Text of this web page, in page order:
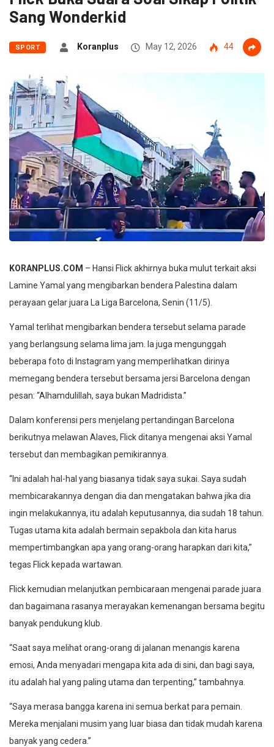
Sang Wonderkid
SPORT Koranplus May 12, 2026 44
KORANPLUS.COM – Hansi Flick akhirnya buka mulut terkait aksi
Lamine Yamal yang mengibarkan bendera Palestina dalam
perayaan gelar juara La Liga Barcelona, Senin (11/5).
Yamal terlihat mengibarkan bendera tersebut selama parade
yang berlangsung selama lima jam. Ia juga mengunggah
beberapa foto di Instagram yang memperlihatkan dirinya
memegang bendera tersebut bersama jersi Barcelona dengan
pesan: “Alhamdulillah, saya bukan Madridista.”
Dalam konferensi pers menjelang pertandingan Barcelona
berikutnya melawan Alaves, Flick ditanya mengenai aksi Yamal
tersebut dan membagikan pemikirannya.
“Ini adalah hal-hal yang biasanya tidak saya sukai. Saya sudah
membicarakannya dengan dia dan mengatakan bahwa jika dia
ingin melakukannya, itu adalah keputusannya, dia sudah 18 tahun.
Tugas utama kita adalah bermain sepakbola dan kita harus
mempertimbangkan apa yang orang-orang harapkan dari kita,”
tegas Flick kepada wartawan.
Flick kemudian melanjutkan pembicaraan mengenai parade juara
dan bagaimana rasanya merayakan kemenangan bersama begitu
banyak pendukung klub.
“Saat saya melihat orang-orang di jalanan menangis karena
emosi, Anda menyadari mengapa kita ada di sini, dan bagi saya,
itu adalah hal yang paling utama dan terpenting,” tambahnya.
“Saya merasa bangga karena ini semua berkat para pemain.
Mereka menjalani musim yang luar biasa dan tidak mudah karena
banyak yang cedera.”